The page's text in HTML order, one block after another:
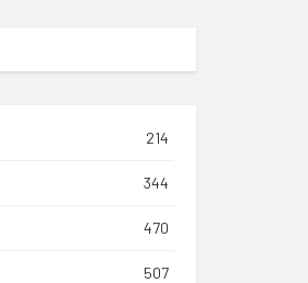
214
344
470
507